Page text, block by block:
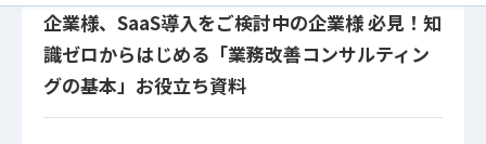
企業様、SaaS導入をご検討中の企業様 必見！知
識ゼロからはじめる「業務改善コンサルティン
グの基本」お役立ち資料